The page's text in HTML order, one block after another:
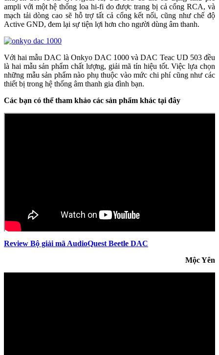
ampli với một hệ thống loa hi-fi do được trang bị cả cổng RCA, và
mạch tải dòng cao sẽ hỗ trợ tất cả cổng kết nối, cũng như chế độ
Active GND, đem lại sự tiện lợi hơn cho người dùng âm thanh.
Với hai mẫu DAC là Onkyo DAC 1000 và DAC Teac UD 503 đều
là hai mẫu sản phẩm chất lượng, giải mã tín hiệu tốt. Việc lựa chọn
những mẫu sản phẩm nào phụ thuộc vào mức chi phí cũng như các
thiết bị trong hệ thống âm thanh gia đình bạn.
Các bạn có thể tham khảo các sản phẩm khác tại đây
Review Bộ giải mã AudioQuest Beetle DAC
Mộc Yên